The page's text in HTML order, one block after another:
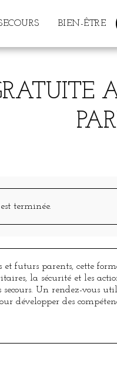
BIEN-ÊTRE
terminée.
et futurs parents, cette
la sécurité et les
Un rendez-vous
développer des